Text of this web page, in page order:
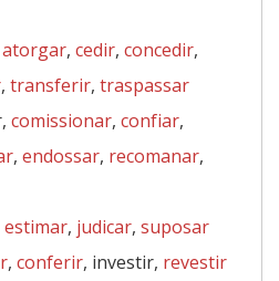
atorgar, cedir, concedir,
, transferir, traspassar
comissionar, confiar,
, endossar, recomanar,
estimar, judicar, suposar
, conferir, investir, revestir